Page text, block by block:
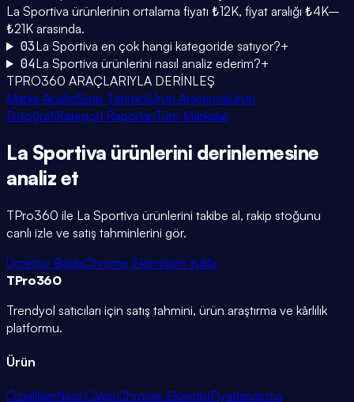
La Sportiva ürünlerinin ortalama fiyatı ₺12K, fiyat aralığı ₺4K–
₺21K arasında.
03La Sportiva en çok hangi kategoride satıyor?+
04La Sportiva ürünlerini nasıl analiz ederim?+
TPRO360 ARAÇLARIYLA DERİNLEŞ
Marka AnaliziSatış TahminiÜrün AraştırmaÜrün
FotoğrafıKategori RaporlarıTüm Markalar
La Sportiva ürünlerini derinlemesine
analiz et
TPro360 ile La Sportiva ürünlerini takibe al, rakip stoğunu
canlı izle ve satış tahminlerini gör.
Ücretsiz BaşlaChrome Eklentisini Yükle
TPro360
Trendyol satıcıları için satış tahmini, ürün araştırma ve kârlılık
platformu.
Ürün
ÖzelliklerNasıl ÇalışırChrome EklentisiFiyatlandırma